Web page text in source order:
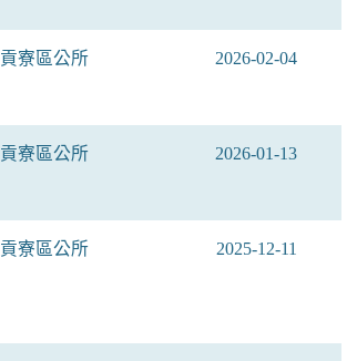
貢寮區公所 2026-02-04
貢寮區公所 2026-01-13
貢寮區公所 2025-12-11